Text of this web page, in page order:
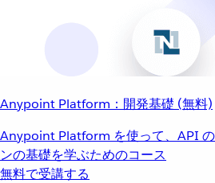
Anypoint Platform：開発基礎 (無料)
Anypoint Platform を使って、API
ンの基礎を学ぶためのコース
無料で受講する